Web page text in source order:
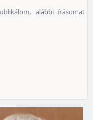
alábbi írásomat